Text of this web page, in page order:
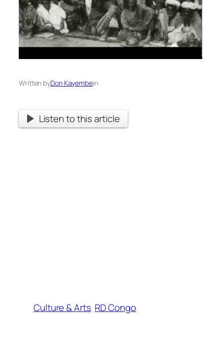
Written byDon Kayembein
Listen to this article
Culture & Arts RD Congo